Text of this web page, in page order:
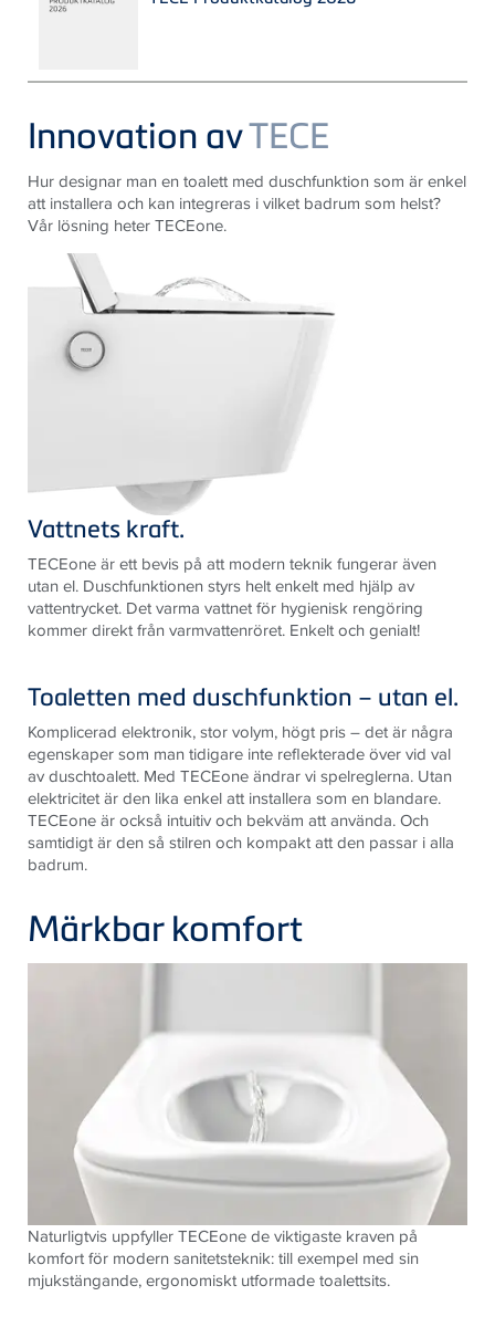
Innovation avTECE
Hur designar man en toalett med duschfunktion som är enkel
att installera och kan integreras i vilket badrum som helst?
Vår lösning heter TECEone.
Vattnets kraft.
TECEone är ett bevis på att modern teknik fungerar även
utan el. Duschfunktionen styrs helt enkelt med hjälp av
vattentrycket. Det varma vattnet för hygienisk rengöring
kommer direkt från varmvattenröret. Enkelt och genialt!
Toaletten med duschfunktion – utan el.
Komplicerad elektronik, stor volym, högt pris – det är några
egenskaper som man tidigare inte reflekterade över vid val
av duschtoalett. Med TECEone ändrar vi spelreglerna. Utan
elektricitet är den lika enkel att installera som en blandare.
TECEone är också intuitiv och bekväm att använda. Och
samtidigt är den så stilren och kompakt att den passar i alla
badrum.
Märkbar komfort
Naturligtvis uppfyllerTECEone de viktigaste kraven på
komfort för modern sanitetsteknik: till exempel med sin
mjukstängande, ergonomiskt utformade toalettsits.